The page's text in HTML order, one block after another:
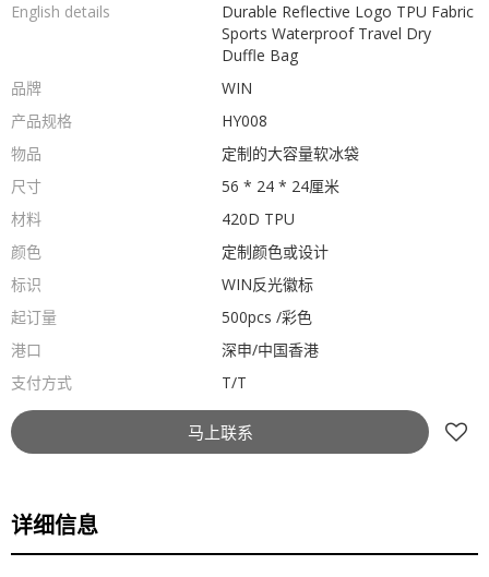
English details
Durable Reflective Logo TPU Fabric
Sports Waterproof Travel Dry
Duffle Bag
品牌
WIN
产品规格
HY008
物品
定制的大容量软冰袋
尺寸
56 * 24 * 24厘米
材料
420D TPU
颜色
定制颜色或设计
标识
WIN反光徽标
起订量
500pcs /彩色
港口
深申/中国香港
支付方式
T/T
马上联系
详细信息